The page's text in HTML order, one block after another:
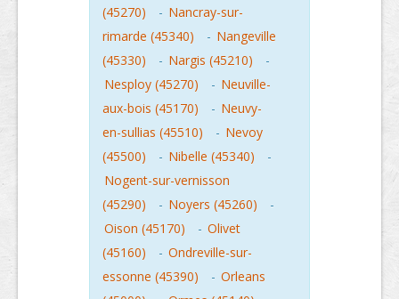
(45270) - Nancray-sur-
rimarde (45340)
- Nangeville
(45330)
- Nargis (45210)
-
Nesploy (45270)
- Neuville-
aux-bois (45170)
- Neuvy-
en-sullias (45510)
- Nevoy
(45500)
- Nibelle (45340)
-
Nogent-sur-vernisson
(45290)
- Noyers (45260)
-
Oison (45170)
- Olivet
(45160)
- Ondreville-sur-
essonne (45390)
- Orleans